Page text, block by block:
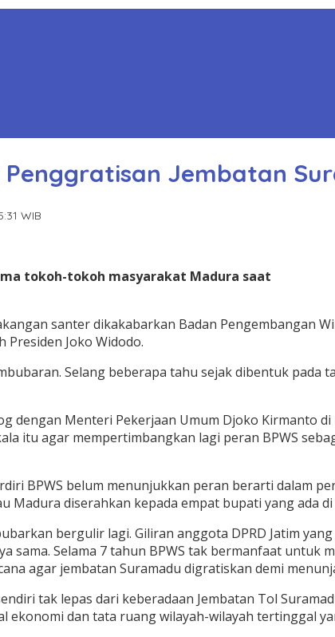
Penggratisan Jembatan
WIB
tokoh-tokoh masyarakat Madura saat
santer dikakabarkan Badan Pengembangan
Presiden Joko Widodo.
Selang beberapa tahu sejak dibentuk
dengan Menteri Pekerjaan Umum Djoko Kirmanto
itu agar mempertimbangkan lagi peran BPWS
BPWS belum menunjukkan peran berarti dalam
Madura diserahkan kepada empat bupati yang ada
bergulir lagi. Giliran anggota DPRD Jatim
sama. Selama 7 tahun BPWS tak bermanfaat
agar jembatan Suramadu digratiskan demi
tak lepas dari keberadaan Jembatan Tol
dan tata ruang wilayah-wilayah tertinggal